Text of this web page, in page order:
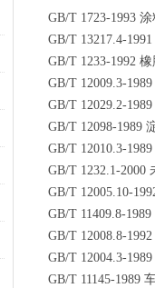
GB/T 1723-1993
GB/T 13217.4-
GB/T 1233-1992
GB/T 12009.3-
GB/T 12029.2-
GB/T 12098-1989
GB/T 12010.3-
GB/T 1232.1-
GB/T 12005.10-
GB/T 11409.8-
GB/T 12008.8-
GB/T 12004.3-
GB/T 11145-1989